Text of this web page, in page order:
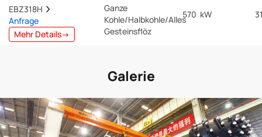
EBZ318H
Anfrage
Mehr Details→
Ganze
Kohle/Halbkohle/Alles
Gesteinsflöz
570 kW
Galerie